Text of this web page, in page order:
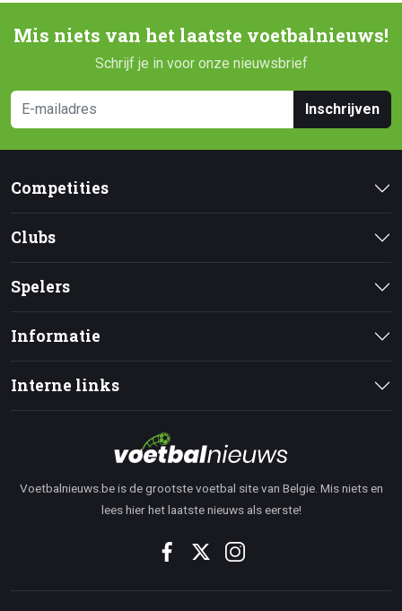
Mis niets van het laatste voetbalnieuws!
Schrijf je in voor onze nieuwsbrief
Inschrijven
Competities
Clubs
Spelers
Informatie
Interne links
Voetbalnieuws.be is de grootste voetbal site van Belgie. Mis niets en
lees hier het laatste nieuws als eerste!